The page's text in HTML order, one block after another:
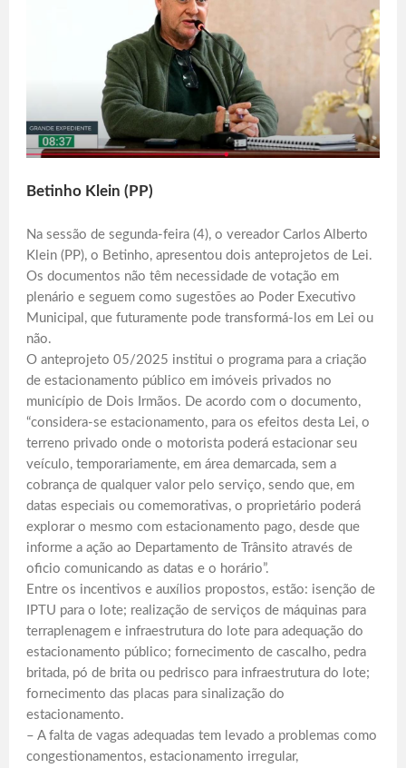
Betinho Klein (PP)
Na sessão de segunda-feira (4), o vereador Carlos Alberto
Klein (PP), o Betinho, apresentou dois anteprojetos de Lei.
Os documentos não têm necessidade de votação em
plenário e seguem como sugestões ao Poder Executivo
Municipal, que futuramente pode transformá-los em Lei ou
não.
O anteprojeto 05/2025 institui o programa para a criação
de estacionamento público em imóveis privados no
município de Dois Irmãos. De acordo com o documento,
“considera-se estacionamento, para os efeitos desta Lei, o
terreno privado onde o motorista poderá estacionar seu
veículo, temporariamente, em área demarcada, sem a
cobrança de qualquer valor pelo serviço, sendo que, em
datas especiais ou comemorativas, o proprietário poderá
explorar o mesmo com estacionamento pago, desde que
informe a ação ao Departamento de Trânsito através de
oficio comunicando as datas e o horário”.
Entre os incentivos e auxílios propostos, estão: isenção de
IPTU para o lote; realização de serviços de máquinas para
terraplenagem e infraestrutura do lote para adequação do
estacionamento público; fornecimento de cascalho, pedra
britada, pó de brita ou pedrisco para infraestrutura do lote;
fornecimento das placas para sinalização do
estacionamento.
– A falta de vagas adequadas tem levado a problemas como
congestionamentos, estacionamento irregular,